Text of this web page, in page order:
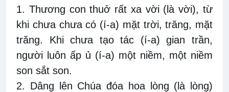
1. Thương con thuở rất xa vời (là vời), từ
khi chưa chưa có (í-a) mặt trời, trăng, mặt
trăng. Khi chưa tạo tác (í-a) gian trần,
người luôn ấp ủ (í-a) một niềm, một niềm
son sắt son.
2. Dâng lên Chúa đóa hoa lòng (là lòng)